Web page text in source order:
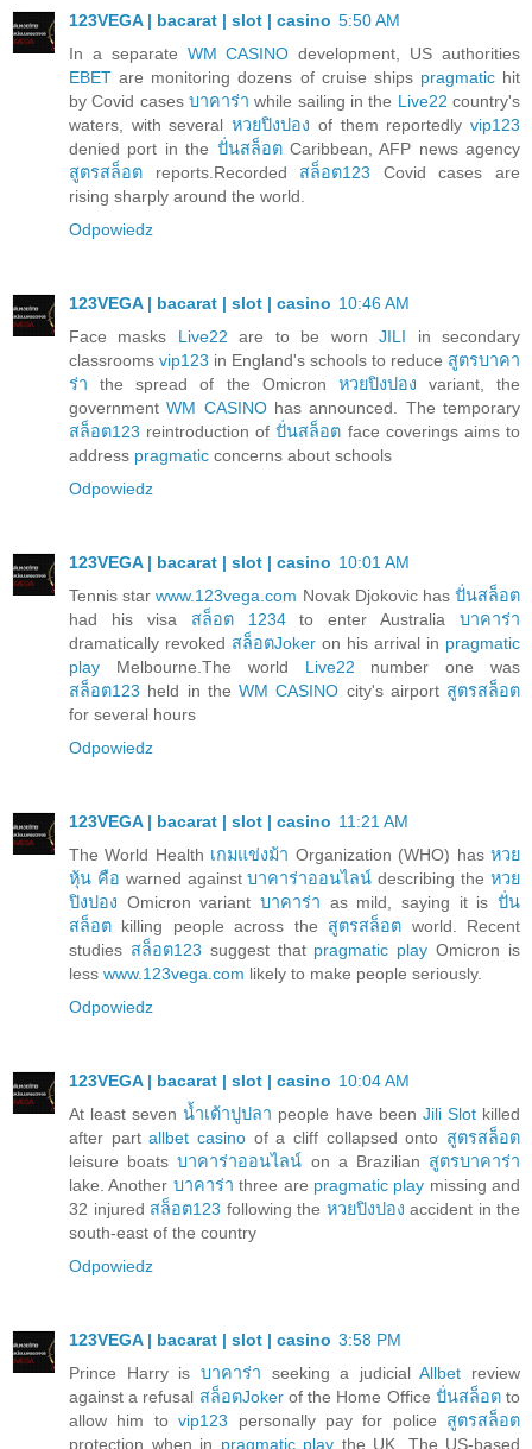
123VEGA | bacarat | slot | casino 5:50 AM
In a separate WM CASINO development, US authorities
EBET are monitoring dozens of cruise ships pragmatichit
by Covid cases บาคาร่า while sailing in the Live22 country's
waters, with severalหวยปิงปอง of them reportedlyvip123
denied port in the ปั่นสล็อตCaribbean, AFP news agency
สูตรสล็อต reports.Recorded สล็อต123 Covid cases are
rising sharply around the world.
Odpowiedz
123VEGA | bacarat | slot | casino 10:46 AM
Face masks Live22 are to be wornJILI in secondary
classrooms vip123 in England's schools to reduce สูตรบาคา
ร่า the spread of the Omicron หวยปิงปอง variant, the
governmentWM CASINOhas announced. The temporary
สล็อต123 reintroduction ofปั่นสล็อต face coverings aims to
address pragmatic concerns about schools
Odpowiedz
123VEGA | bacarat | slot | casino 10:01 AM
Tennis starwww.123vega.com Novak Djokovic hasปั่นสล็อต
had his visa สล็อต 1234to enter Australia บาคาร่า
dramatically revoked สล็อตJoker on his arrival in pragmatic
play Melbourne.The world Live22 number one was
สล็อต123 held in the WM CASINO city's airport สูตรสล็อต
for several hours
Odpowiedz
123VEGA | bacarat | slot | casino 11:21 AM
The World Health เกมแข่งม้า Organization (WHO) hasหวย
หุ้น คือ warned againstบาคาร่าออนไลน์ describing theหวย
ปิงปอง Omicron variant บาคาร่า as mild, saying it is ปั่น
สล็อต killing people across the สูตรสล็อต world. Recent
studies สล็อต123 suggest that pragmatic play Omicron is
less www.123vega.com likely to make people seriously.
Odpowiedz
123VEGA | bacarat | slot | casino 10:04 AM
At least sevenน้ำเต้าปูปลา people have been Jili Slotkilled
after partallbet casino of a cliff collapsed onto สูตรสล็อต
leisure boatsบาคาร่าออนไลน์ on a Brazilian สูตรบาคาร่า
lake. Another บาคาร่า three are pragmatic play missing and
32 injured สล็อต123 following the หวยปิงปอง accident in the
south-east of the country
Odpowiedz
123VEGA | bacarat | slot | casino 3:58 PM
Prince Harry is บาคาร่า seeking a judicialAllbet review
against a refusal สล็อตJokerof the Home Office ปั่นสล็อตto
allow him tovip123 personally pay for police สูตรสล็อต
protection when in pragmatic play the UK. The US-based